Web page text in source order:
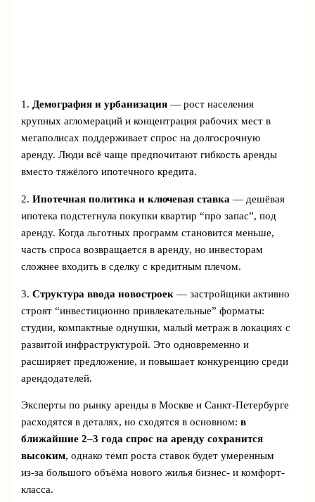
1.Демография и урбанизация — рост населения
крупных агломераций и концентрация рабочих мест в
мегаполисах поддерживает спрос на долгосрочную
аренду. Люди всё чаще предпочитают гибкость аренды
вместо тяжёлого ипотечного кредита.
2.Ипотечная политика и ключевая ставка — дешёвая
ипотека подстегнула покупки квартир “про запас”, под
аренду. Когда льготных программ становится меньше,
часть спроса возвращается в аренду, но инвесторам
сложнее входить в сделку с кредитным плечом.
3.Структура ввода новостроек — застройщики активно
строят “инвестиционно привлекательные” форматы:
студии, компактные однушки, малый метраж в локациях с
развитой инфраструктурой. Это одновременно и
расширяет предложение, и повышает конкуренцию среди
арендодателей.
Эксперты по рынку аренды в Москве и Санкт-Петербурге
расходятся в деталях, но сходятся в основном:в
ближайшие 2–3 года спрос на аренду сохранится
высоким, однако темп роста ставок будет умеренным
из‑за большого объёма нового жилья бизнес- и комфорт-
класса.